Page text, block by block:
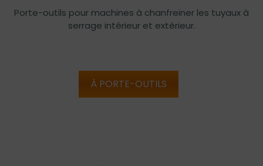
Porte-outils pour machines à chanfreiner les tuyaux à
serrage intérieur et extérieur.
À PORTE-OUTILS